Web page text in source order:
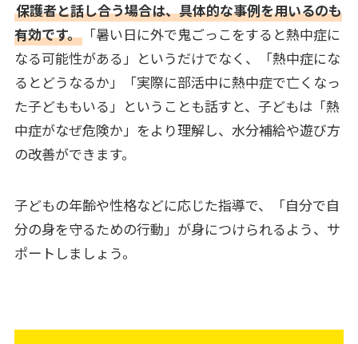
保護者と話し合う場合は、具体的な事例を用いるのも
有効です。「暑い日に外で鬼ごっこをすると熱中症に
なる可能性がある」というだけでなく、「熱中症にな
るとどうなるか」「実際に部活中に熱中症で亡くなっ
た子どももいる」ということも話すと、子どもは「熱
中症がなぜ危険か」をより理解し、水分補給や遊び方
の改善ができます。
子どもの年齢や性格などに応じた指導で、「自分で自
分の身を守るための行動」が身につけられるよう、サ
ポートしましょう。